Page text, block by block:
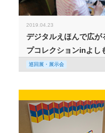
2019.04.23
デジタルえほんで広が
プコレクションinよし
巡回展・展示会